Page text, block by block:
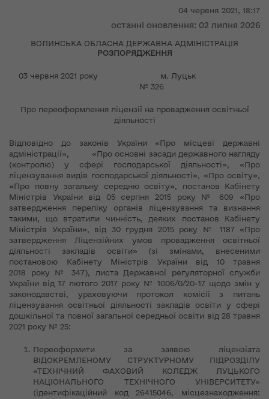
04 червня 2021, 18:17
останні оновлення: 02 липня 2026
ВОЛИНСЬКА ОБЛАСНА ДЕРЖАВНА АДМІНІСТРАЦІЯ
РОЗПОРЯДЖЕННЯ
03 червня 2021 року м. Луцьк
№ 326
Про переоформлення ліцензії на провадження освітньої
діяльності
Відповідно до законів України «Про місцеві державні
адміністрації», «Про основні засади державного нагляду
(контролю) у сфері господарської діяльності», «Про
ліцензування видів господарської діяльності», «Про освіту»,
«Про повну загальну середню освіту», постанов Кабінету
Міністрів України від 05 серпня 2015 року № 609 «Про
затвердження переліку органів ліцензування та визнання
такими, що втратили чинність, деяких постанов Кабінету
Міністрів України», від 30 грудня 2015 року № 1187 «Про
затвердження Ліцензійних умов провадження освітньої
діяльності закладів освіти» (зі змінами, внесеними
постановою Кабінету Міністрів України від 10 травня
2018 року № 347), листа Державної регуляторної служби
України від 17 лютого 2017 року № 1006/0/20-17 щодо змін у
законодавстві, ураховуючи протокол комісії з питань
ліцензування освітньої діяльності закладів освіти у сфері
дошкільної та повної загальної середньої освіти від 28 травня
2021 року № 25:
Переоформити за заявою ліцензіата
ВІДОКРЕМЛЕНОМУ СТРУКТУРНОМУ ПІДРОЗДІЛУ
«ТЕХНІЧНИЙ ФАХОВИЙ КОЛЕДЖ ЛУЦЬКОГО
НАЦІОНАЛЬНОГО ТЕХНІЧНОГО УНІВЕРСИТЕТУ»
(ідентифікаційний код 26415046, місцезнаходження: